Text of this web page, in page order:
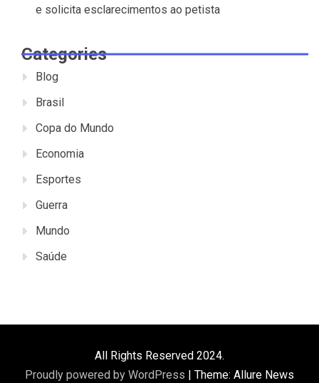
e solicita esclarecimentos ao petista
Categories
Blog
Brasil
Copa do Mundo
Economia
Esportes
Guerra
Mundo
Saúde
All Rights Reserved 2024.
Proudly powered by WordPress | Theme: Allure News